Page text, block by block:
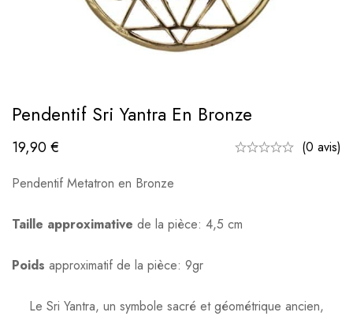
Pendentif Sri Yantra En Bronze
19,90€
(0 avis)
Pendentif Metatron en Bronze
Taille approximative de la pièce: 4,5 cm
Poids approximatif de la pièce: 9gr
Le Sri Yantra, un symbole sacré et géométrique ancien,